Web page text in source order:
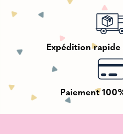
Expédition
Paiement